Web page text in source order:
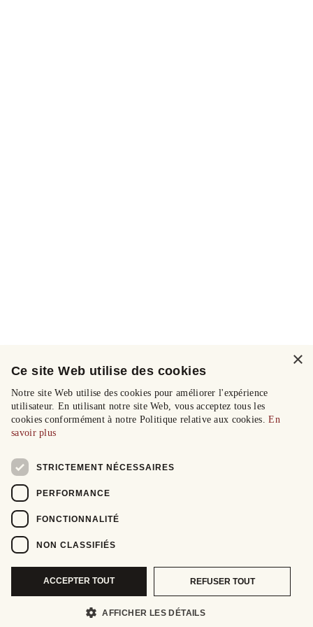
×
Ce site Web utilise des cookies
Notre site Web utilise des cookies pour améliorer l'expérience
utilisateur. En utilisant notre site Web, vous acceptez tous les
cookies conformément à notre Politique relative aux cookies.En
savoir plus
STRICTEMENT NÉCESSAIRES
PERFORMANCE
FONCTIONNALITÉ
NON CLASSIFIÉS
ACCEPTER TOUT REFUSER TOUT
AFFICHER LES DÉTAILS